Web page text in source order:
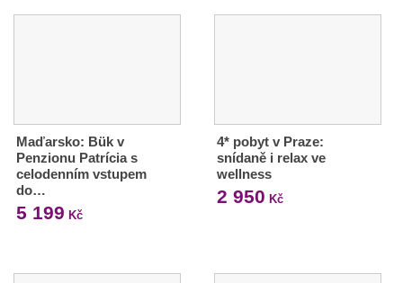
Maďarsko: Bük v
Penzionu Patrícia s
celodenním vstupem
do…
5 199 Kč
4* pobyt v Praze:
snídaně i relax ve
wellness
2 950 Kč